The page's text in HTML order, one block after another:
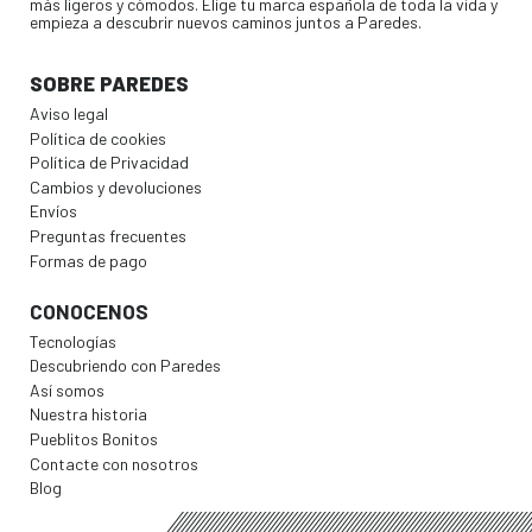
más ligeros y cómodos. Elige tu marca española de toda la vida y
empieza a descubrir nuevos caminos juntos a Paredes.
SOBRE PAREDES
Aviso legal
Política de cookies
Política de Privacidad
Cambios y devoluciones
Envíos
Preguntas frecuentes
Formas de pago
CONOCENOS
Tecnologías
Descubriendo con Paredes
Así somos
Nuestra historia
Pueblitos Bonitos
Contacte con nosotros
Blog